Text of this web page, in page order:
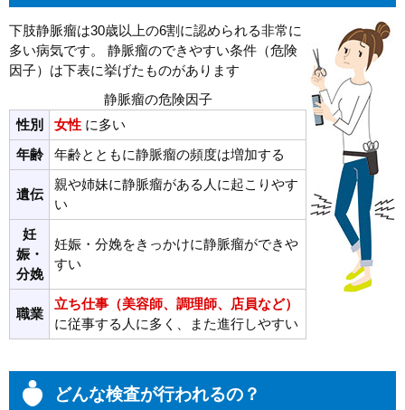
下肢静脈瘤は30歳以上の6割に認められる非常に
多い病気です。 静脈瘤のできやすい条件（危険
因子）は下表に挙げたものがあります
静脈瘤の危険因子
性別
女性 に多い
年齢
年齢とともに静脈瘤の頻度は増加する
遺伝
親や姉妹に静脈瘤がある人に起こりやす
い
妊
娠・
分娩
妊娠・分娩をきっかけに静脈瘤ができや
すい
職業
立ち仕事（美容師、調理師、店員など）
に従事する人に多く、また進行しやすい
どんな検査が行われるの？